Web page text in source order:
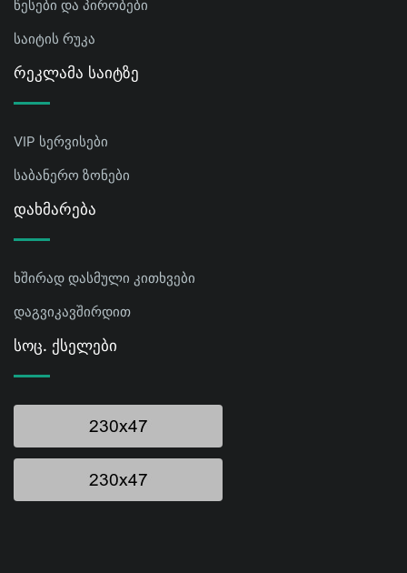
წესები და პირობები
საიტის რუკა
Რეკლამა Საიტზე
VIP სერვისები
საბანერო ზონები
Დახმარება
ხშირად დასმული კითხვები
დაგვიკავშირდით
Სოც. Ქსელები